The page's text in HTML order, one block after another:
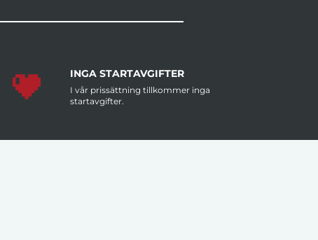
INGA STARTAVGIFTER
I vår prissättning tillkommer inga
startavgifter.